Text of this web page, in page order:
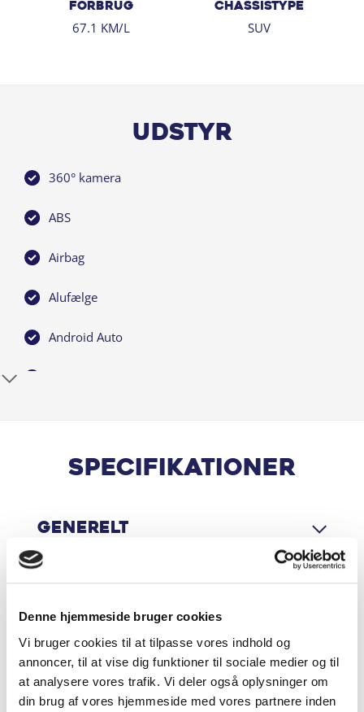
Denne hjemmeside bruger cookies
Vi bruger cookies til at tilpasse vores indhold og
annoncer, til at vise dig funktioner til sociale medier og til
at analysere vores trafik. Vi deler også oplysninger om
din brug af vores hjemmeside med vores partnere inden
FORBRUG
67.1 KM/L
CHASSISTYPE
SUV
Udstyr
360° kamera
ABS
Airbag
Alufælge
Android Auto
Armlæn
Automatisk op-/nedblænding
Blindvinkelassistent
Bluetooth
Digital instrumentering
Specifikationer
Generelt
Økonomi